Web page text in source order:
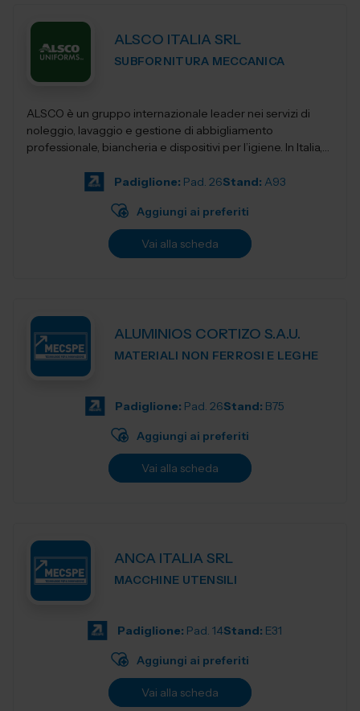
ALSCO ITALIA SRL
SUBFORNITURA MECCANICA
ALSCO è un gruppo internazionale leader nei servizi di
noleggio, lavaggio e gestione di abbigliamento
professionale, biancheria e dispositivi per l’igiene. In Italia,
Padiglione: Pad. 26Stand: A93
Aggiungi ai preferiti
Vai alla scheda
ALUMINIOS CORTIZO S.A.U.
MATERIALI NON FERROSI E LEGHE
Padiglione: Pad. 26Stand: B75
Aggiungi ai preferiti
Vai alla scheda
ANCA ITALIA SRL
MACCHINE UTENSILI
Padiglione: Pad. 14Stand: E31
Aggiungi ai preferiti
Vai alla scheda